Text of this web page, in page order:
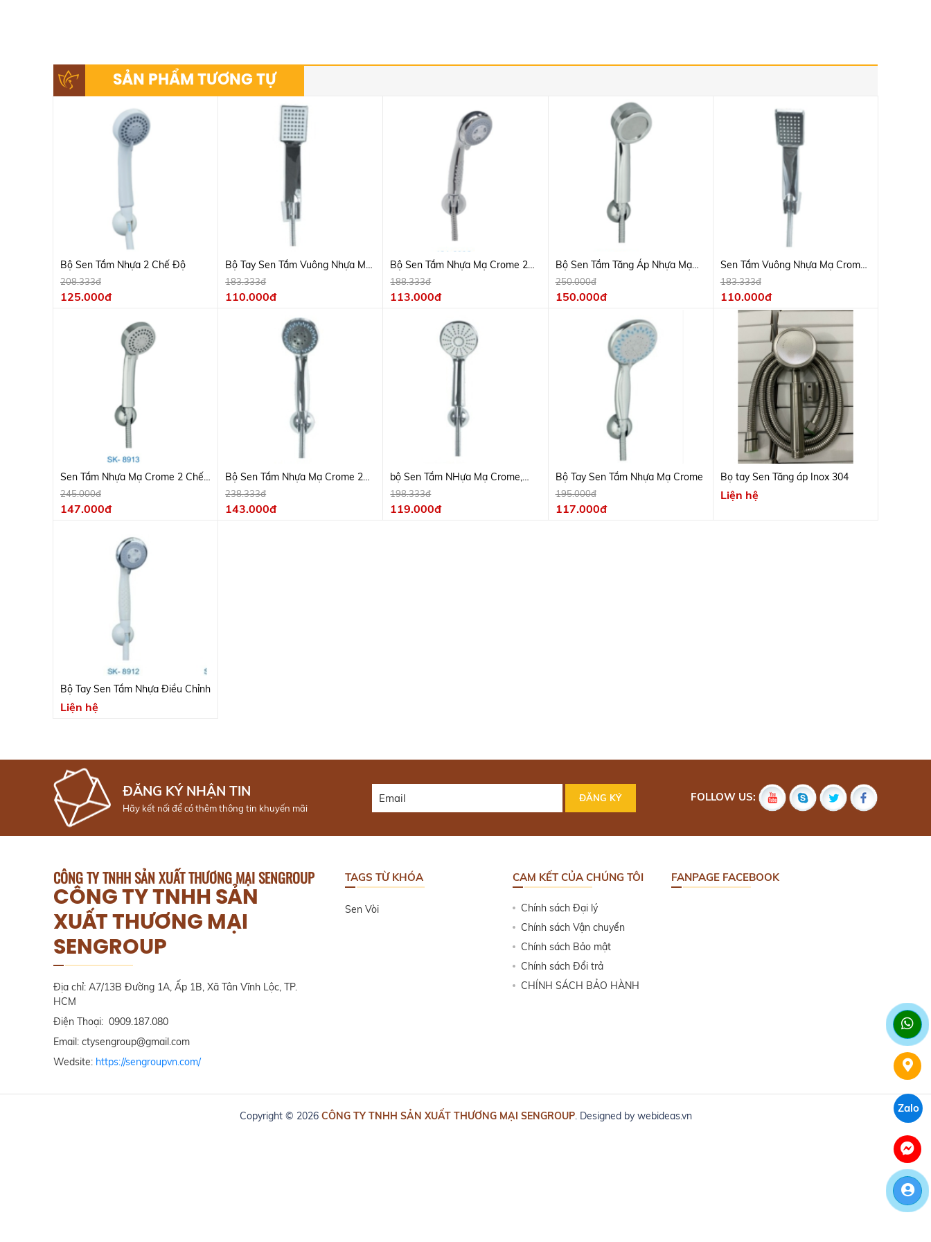
SẢN PHẨM TƯƠNG TỰ
Bộ Sen Tắm Nhựa 2 Chế Độ
208.333đ
125.000đ
Bộ Tay Sen Tắm Vuông Nhựa Mạ
Crome
183.333đ
110.000đ
Bộ Sen Tắm Nhựa Mạ Crome 2
Chế Độ
188.333đ
113.000đ
Bộ Sen Tắm Tăng Áp Nhựa Mạ
Crome
250.000đ
150.000đ
Sen Tắm Vuông Nhựa Mạ Crome ,
Dây Inox
183.333đ
110.000đ
Sen Tắm Nhựa Mạ Crome 2 Chế
Độ, Dây Inox
245.000đ
147.000đ
Bộ Sen Tắm Nhựa Mạ Crome 2
Chế Độ, Dây Inox
238.333đ
143.000đ
bộ Sen Tắm NHựa Mạ Crome,
Day Inox
198.333đ
119.000đ
Bộ Tay Sen Tắm Nhựa Mạ Crome
195.000đ
117.000đ
Bọ tay Sen Tăng áp Inox 304
Liện hệ
Bộ Tay Sen Tắm Nhựa Điều Chỉnh
Liện hệ
ĐĂNG KÝ NHẬN TIN
Hãy kết nối để có thêm thông tin khuyến mãi
FOLLOW US:
CÔNG TY TNHH SẢN XUẤT THƯƠNG MẠI SENGROUP
CÔNG TY TNHH SẢN
XUẤT THƯƠNG MẠI
SENGROUP
Địa chỉ: A7/13B Đường 1A, Ấp 1B, Xã Tân Vĩnh Lộc, TP.
HCM
Điện Thoại: 0909.187.080
Email: ctysengroup@gmail.com
Wedsite: https://sengroupvn.com/
TAGS TỪ KHÓA
Sen Vòi
CAM KẾT CỦA CHÚNG TÔI
Chính sách Đại lý
Chính sách Vận chuyển
Chính sách Bảo mật
Chính sách Đổi trả
CHÍNH SÁCH BẢO HÀNH
FANPAGE FACEBOOK
Copyright © 2026 CÔNG TY TNHH SẢN XUẤT THƯƠNG MẠI SENGROUP. Designed by webideas.vn
Zalo